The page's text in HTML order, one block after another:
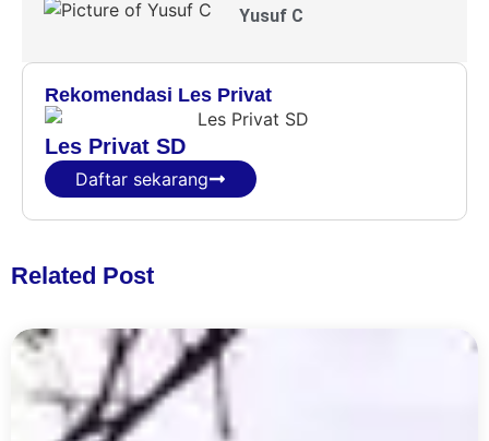
Yusuf C
Rekomendasi Les Privat
Les Privat SD
Daftar sekarang
Related Post